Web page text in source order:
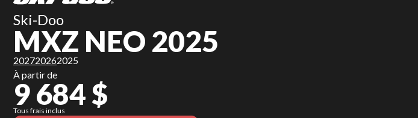
Ski-Doo
MXZ NEO 2025
202720262025
À partir de
9 684 $
Tous frais inclus